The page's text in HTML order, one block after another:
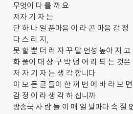
무엇이 다 를 까 요
저자 기 자 는
단 하 나 일 푼마음 이 라 곤 마음 감 정
다 스 리 지,
못 할 뿐 더 러 자 꾸 말 언성 높아 지
화 풀이 대 상 구 박 덩 어 리 되 는 것
저 자 기 자 는 생 각 합니다
이 모 든 글 들이 한 꺼 번 에 바 라 보
감 정 이 라 생 각 하 십니까
방송국 사 람 들 이 매 일 날마다 속 절